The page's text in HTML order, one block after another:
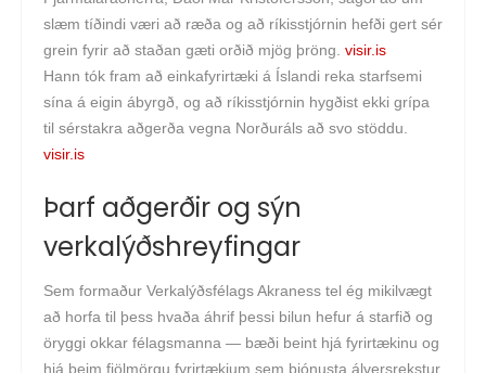
slæm tíðindi væri að ræða og að ríkisstjórnin hefði gert sér
grein fyrir að staðan gæti orðið mjög þröng. visir.is
Hann tók fram að einkafyrirtæki á Íslandi reka starfsemi
sína á eigin ábyrgð, og að ríkisstjórnin hygðist ekki grípa
til sérstakra aðgerða vegna Norðuráls að svo stöddu.
visir.is
Þarf aðgerðir og sýn
verkalýðshreyfingar
Sem formaður Verkalýðsfélags Akraness tel ég mikilvægt
að horfa til þess hvaða áhrif þessi bilun hefur á starfið og
öryggi okkar félagsmanna — bæði beint hjá fyrirtækinu og
hjá þeim fjölmörgu fyrirtækjum sem þjónusta álvers­rekstur